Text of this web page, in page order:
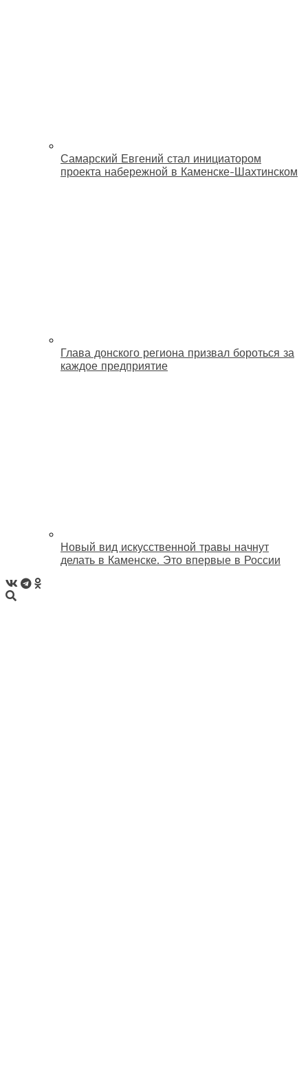
Самарский Евгений стал инициатором
проекта набережной в Каменске-Шахтинском
Глава донского региона призвал бороться за
каждое предприятие
Новый вид искусственной травы начнут
делать в Каменске. Это впервые в России